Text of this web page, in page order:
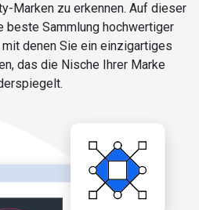
Marken zu erkennen. Auf dieser
beste Sammlung hochwertiger
denen Sie ein einzigartiges
das die Nische Ihrer Marke